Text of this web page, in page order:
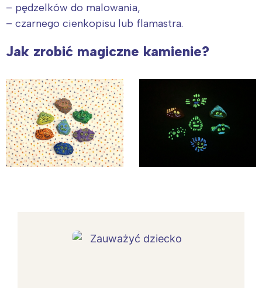
– pędzelków do malowania,
– czarnego cienkopisu lub flamastra.
Jak zrobić magiczne kamienie?